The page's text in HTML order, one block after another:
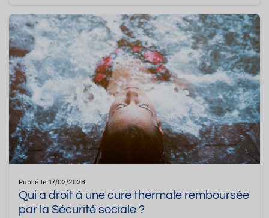
Publié le 17/02/2026
Qui a droit à une cure thermale remboursée
par la Sécurité sociale ?